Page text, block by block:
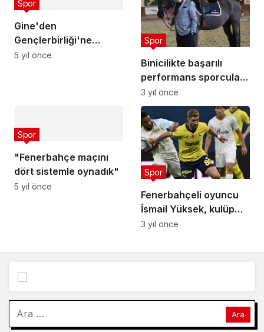
Gine'den
Gençlerbirliği'ne
ziyaret
Spor
5 yıl önce
Binicilikte başarılı
performans sporcuları
lisede yetişecek
Spor
3 yıl önce
"Fenerbahçe maçını
dört sistemle oynadık"
Spor
5 yıl önce
Fenerbahçeli oyuncu
İsmail Yüksek, kulüp
televizyonuna konuştu:
Spor
3 yıl önce